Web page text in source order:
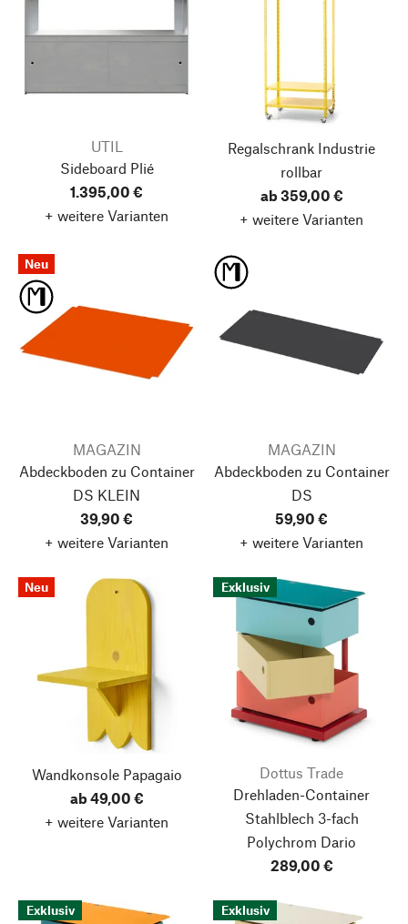
UTIL
Sideboard Plié
1.395,00 €
+ weitere Varianten
Regalschrank Industrie
rollbar
ab 359,00 €
+ weitere Varianten
Neu
MAGAZIN
Abdeckboden zu Container
DS KLEIN
39,90 €
+ weitere Varianten
MAGAZIN
Abdeckboden zu Container
DS
59,90 €
+ weitere Varianten
Neu
Wandkonsole Papagaio
ab 49,00 €
+ weitere Varianten
Exklusiv
Dottus Trade
Drehladen-Container
Stahlblech 3-fach
Polychrom Dario
289,00 €
Exklusiv Exklusiv